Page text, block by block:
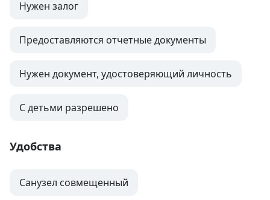
Нужен залог
Предоставляются отчетные документы
Нужен документ, удостоверяющий личность
С детьми разрешено
Удобства
Санузел совмещенный